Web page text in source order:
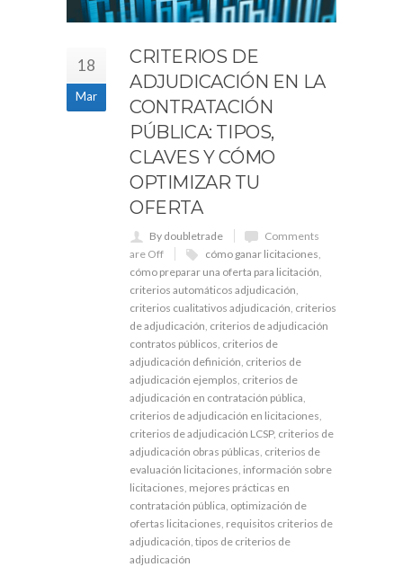
18
Mar
CRITERIOS DE
ADJUDICACIÓN EN LA
CONTRATACIÓN
PÚBLICA: TIPOS,
CLAVES Y CÓMO
OPTIMIZAR TU
OFERTA
By doubletrade
Comments
are Off
cómo ganar licitaciones,
cómo preparar una oferta para licitación,
criterios automáticos adjudicación,
criterios cualitativos adjudicación, criterios
de adjudicación, criterios de adjudicación
contratos públicos, criterios de
adjudicación definición, criterios de
adjudicación ejemplos, criterios de
adjudicación en contratación pública,
criterios de adjudicación en licitaciones,
criterios de adjudicación LCSP, criterios de
adjudicación obras públicas, criterios de
evaluación licitaciones, información sobre
licitaciones, mejores prácticas en
contratación pública, optimización de
ofertas licitaciones, requisitos criterios de
adjudicación, tipos de criterios de
adjudicación